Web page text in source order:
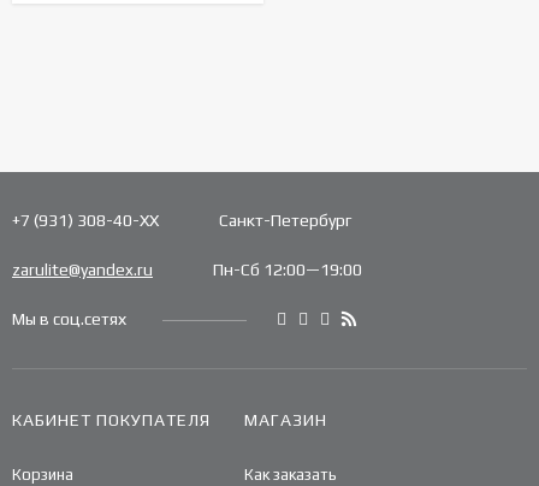
+7 (931) 308-40-ХХ Санкт-Петербург
zarulite@yandex.ru Пн-Сб 12:00—19:00
Мы в соц.сетях
КАБИНЕТ ПОКУПАТЕЛЯ
Корзина
МАГАЗИН
Как заказать